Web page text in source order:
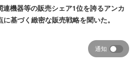
機器等の販売シェア1位を誇るアンカ
基づく緻密な販売戦略を聞いた。
通知